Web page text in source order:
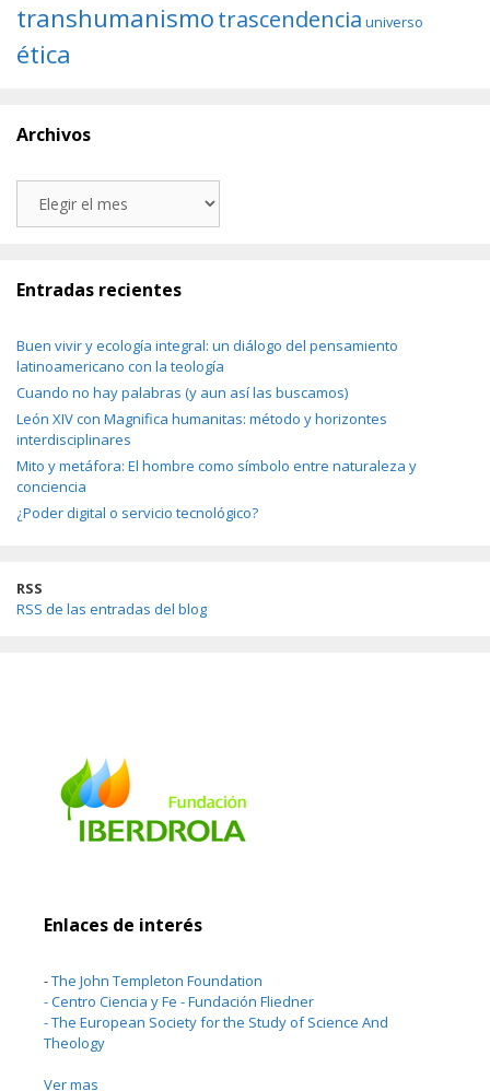
transhumanismotrascendencia universo
ética
Archivos
Entradas recientes
Buen vivir y ecología integral: un diálogo del pensamiento
latinoamericano con la teología
Cuando no hay palabras (y aun así las buscamos)
León XIV con Magnifica humanitas: método y horizontes
interdisciplinares
Mito y metáfora: El hombre como símbolo entre naturaleza y
conciencia
¿Poder digital o servicio tecnológico?
RSS
RSS de las entradas del blog
Enlaces de interés
-The John Templeton Foundation
-Centro Ciencia y Fe - Fundación Fliedner
-The European Society for the Study of Science And
Theology
Ver mas